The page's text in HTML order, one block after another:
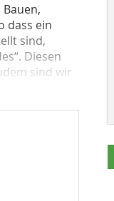
dass ein
sind,
Diesen
sind wir